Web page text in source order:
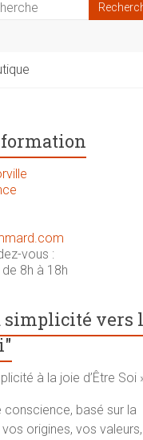
vous :
8h à 18h
simplicité vers
conscience, basé sur la
origines, vos valeurs,